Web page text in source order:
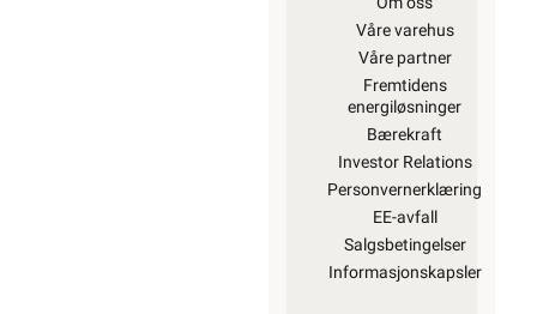
Våre varehus
Våre partner
Fremtidens
energiløsninger
Bærekraft
Investor Relations
Personvernerklæring
EE-avfall
Salgsbetingelser
Informasjonskapsler